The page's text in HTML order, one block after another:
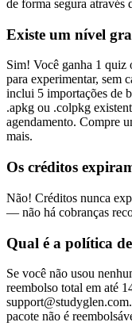
de forma segura através
Existe um nível
Sim! Você ganha 1 quiz
para experimentar, sem
inclui 5 importações de
.apkg ou .colpkg
agendamento. Compre
mais.
Os créditos
Não! Créditos nunca
— não há cobranças
Qual é a política
Se você não usou
reembolso total em até
pacote não é